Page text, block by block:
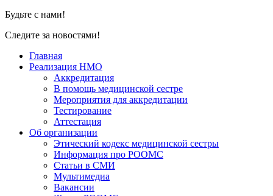
Будьте с нами!
Следите за новостями!
Главная
Реализация НМО
Аккредитация
В помощь медицинской сестре
Мероприятия для аккредитации
Тестирование
Аттестация
Об организации
Этический кодекс медицинской сестры
Информация про РООМС
Статьи в СМИ
Мультимедиа
Вакансии